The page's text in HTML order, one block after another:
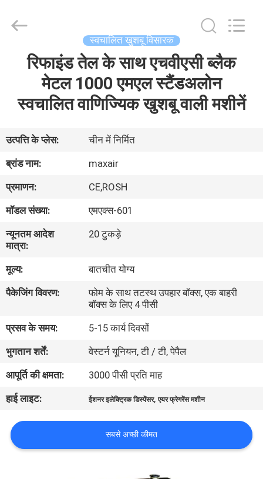
उत्पादों
हमारे
बारे
में
कारखाना
भ्रमण
गुणवत्ता
नियंत्रण
संपर्क
करें
एक
अनुरोध
स्वचालित खुशबू विसारक
रिफाइंड तेल के साथ एचवीएसी ब्लैक
मेटल 1000 एमएल स्टैंडअलोन
स्वचालित वाणिज्यिक खुशबू वाली मशीनें
उत्पत्ति के प्लेस:
चीन में निर्मित
ब्रांड नाम:
maxair
प्रमाणन:
CE,ROSH
मॉडल संख्या:
एमएक्स-601
न्यूनतम आदेश
मात्रा:
20 टुकड़े
मूल्य:
बातचीत योग्य
पैकेजिंग विवरण:
फोम के साथ तटस्थ उपहार बॉक्स, एक बाहरी
बॉक्स के लिए 4 पीसी
प्रसव के समय:
5-15 कार्य दिवसों
भुगतान शर्तें:
वेस्टर्न यूनियन, टी / टी, पेपैल
आपूर्ति की क्षमता:
3000 पीसी प्रति माह
हाई लाइट:
ईेशनर इलेक्ट्रिक डिस्पेंसर,एयर फ्रेगरेंस मशीन
सबसे अच्छी कीमत